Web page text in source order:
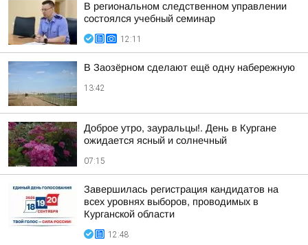
В региональном следственном управлении
состоялся учебный семинар
12:11
В Заозёрном сделают ещё одну набережную
13:42
Доброе утро, зауральцы!. День в Кургане
ожидается ясный и солнечный
07:15
Завершилась регистрация кандидатов на
всех уровнях выборов, проводимых в
Курганской области
12:48